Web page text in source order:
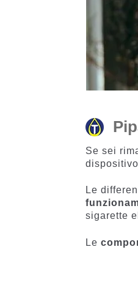
Se sei
Le
sigarette
Le